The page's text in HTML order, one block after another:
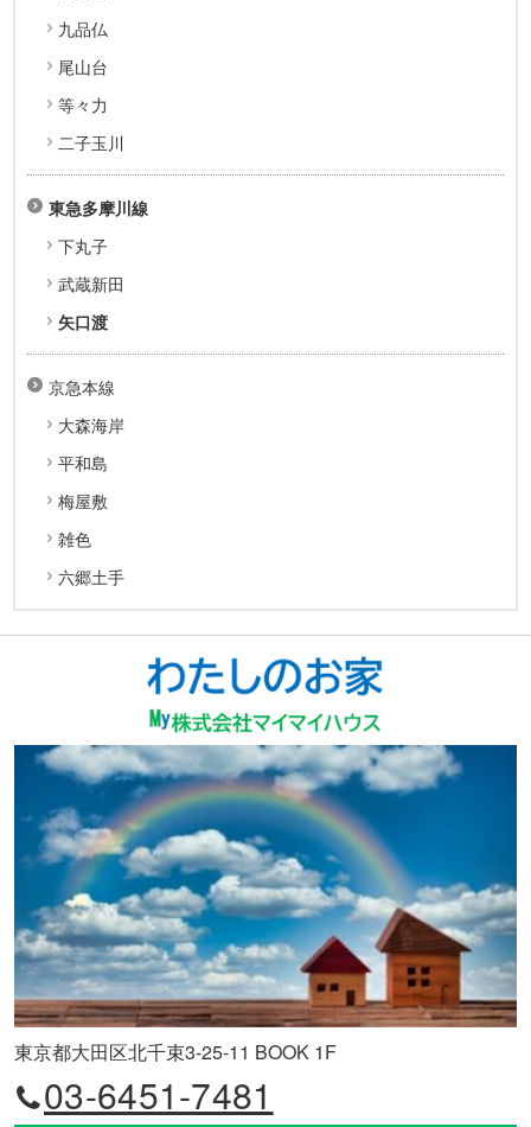
九品仏
尾山台
等々力
二子玉川
東急多摩川線
下丸子
武蔵新田
矢口渡
京急本線
大森海岸
平和島
梅屋敷
雑色
六郷土手
東京都大田区北千束3-25-11 BOOK 1F
03-6451-7481